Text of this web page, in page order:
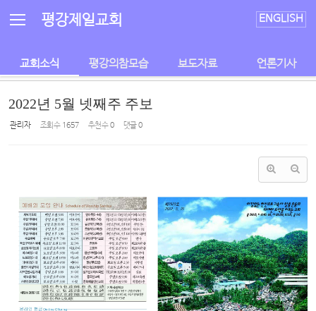
평강제일교회 ENGLISH
교회소식 평강의참모습 보도자료 언론기사
2022년 5월 넷째주 주보
관리자 조회 수 1657 추천 수0 댓글0